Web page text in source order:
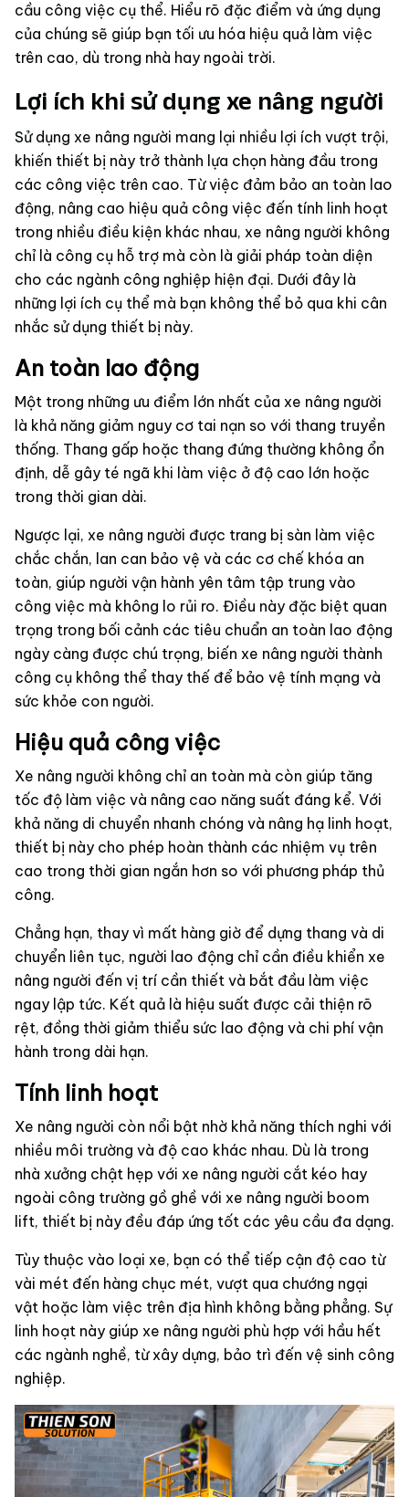
cầu công việc cụ thể. Hiểu rõ đặc điểm và ứng dụng
của chúng sẽ giúp bạn tối ưu hóa hiệu quả làm việc
trên cao, dù trong nhà hay ngoài trời.
Lợi ích khi sử dụng xe nâng người
Sử dụng xe nâng người mang lại nhiều lợi ích vượt trội,
khiến thiết bị này trở thành lựa chọn hàng đầu trong
các công việc trên cao. Từ việc đảm bảo an toàn lao
động, nâng cao hiệu quả công việc đến tính linh hoạt
trong nhiều điều kiện khác nhau, xe nâng người không
chỉ là công cụ hỗ trợ mà còn là giải pháp toàn diện
cho các ngành công nghiệp hiện đại. Dưới đây là
những lợi ích cụ thể mà bạn không thể bỏ qua khi cân
nhắc sử dụng thiết bị này.
An toàn lao động
Một trong những ưu điểm lớn nhất của xe nâng người
là khả năng giảm nguy cơ tai nạn so với thang truyền
thống. Thang gấp hoặc thang đứng thường không ổn
định, dễ gây té ngã khi làm việc ở độ cao lớn hoặc
trong thời gian dài.
Ngược lại, xe nâng người được trang bị sàn làm việc
chắc chắn, lan can bảo vệ và các cơ chế khóa an
toàn, giúp người vận hành yên tâm tập trung vào
công việc mà không lo rủi ro. Điều này đặc biệt quan
trọng trong bối cảnh các tiêu chuẩn an toàn lao động
ngày càng được chú trọng, biến xe nâng người thành
công cụ không thể thay thế để bảo vệ tính mạng và
sức khỏe con người.
Hiệu quả công việc
Xe nâng người không chỉ an toàn mà còn giúp tăng
tốc độ làm việc và nâng cao năng suất đáng kể. Với
khả năng di chuyển nhanh chóng và nâng hạ linh hoạt,
thiết bị này cho phép hoàn thành các nhiệm vụ trên
cao trong thời gian ngắn hơn so với phương pháp thủ
công.
Chẳng hạn, thay vì mất hàng giờ để dựng thang và di
chuyển liên tục, người lao động chỉ cần điều khiển xe
nâng người đến vị trí cần thiết và bắt đầu làm việc
ngay lập tức. Kết quả là hiệu suất được cải thiện rõ
rệt, đồng thời giảm thiểu sức lao động và chi phí vận
hành trong dài hạn.
Tính linh hoạt
Xe nâng người còn nổi bật nhờ khả năng thích nghi với
nhiều môi trường và độ cao khác nhau. Dù là trong
nhà xưởng chật hẹp với xe nâng người cắt kéo hay
ngoài công trường gồ ghề với xe nâng người boom
lift, thiết bị này đều đáp ứng tốt các yêu cầu đa dạng.
Tùy thuộc vào loại xe, bạn có thể tiếp cận độ cao từ
vài mét đến hàng chục mét, vượt qua chướng ngại
vật hoặc làm việc trên địa hình không bằng phẳng. Sự
linh hoạt này giúp xe nâng người phù hợp với hầu hết
các ngành nghề, từ xây dựng, bảo trì đến vệ sinh công
nghiệp.